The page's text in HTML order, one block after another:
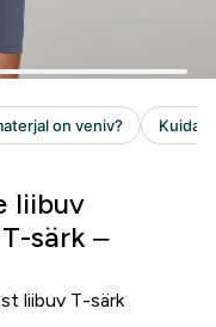
liibuv
särk –
liibuv T-särk